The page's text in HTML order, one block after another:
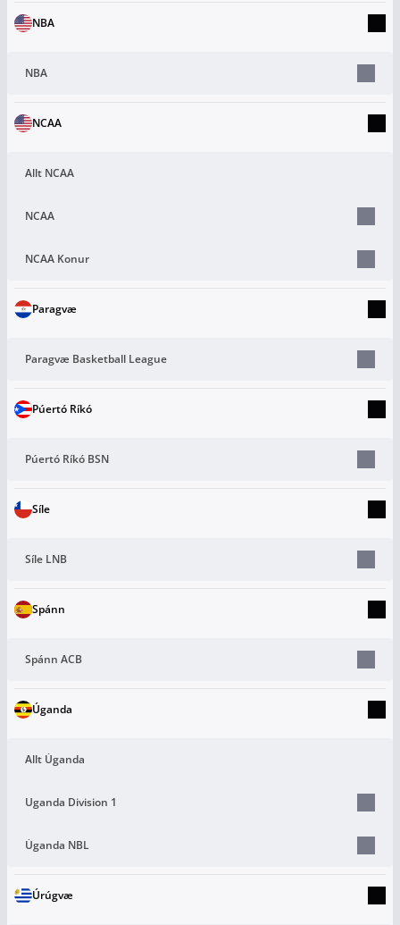
NBA
NBA
NCAA
Allt NCAA
NCAA
NCAA Konur
Paragvæ
Paragvæ Basketball League
Púertó Ríkó
Púertó Ríkó BSN
Síle
Síle LNB
Spánn
Spánn ACB
Úganda
Allt Úganda
Uganda Division 1
Úganda NBL
Úrúgvæ